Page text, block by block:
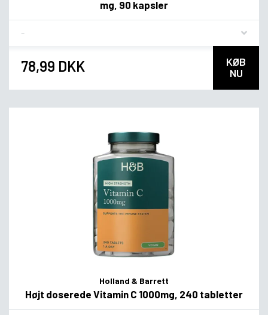
mg, 90 kapsler
78,99 DKK
KØB
NU
Holland & Barrett
Højt doserede Vitamin C 1000mg, 240 tabletter